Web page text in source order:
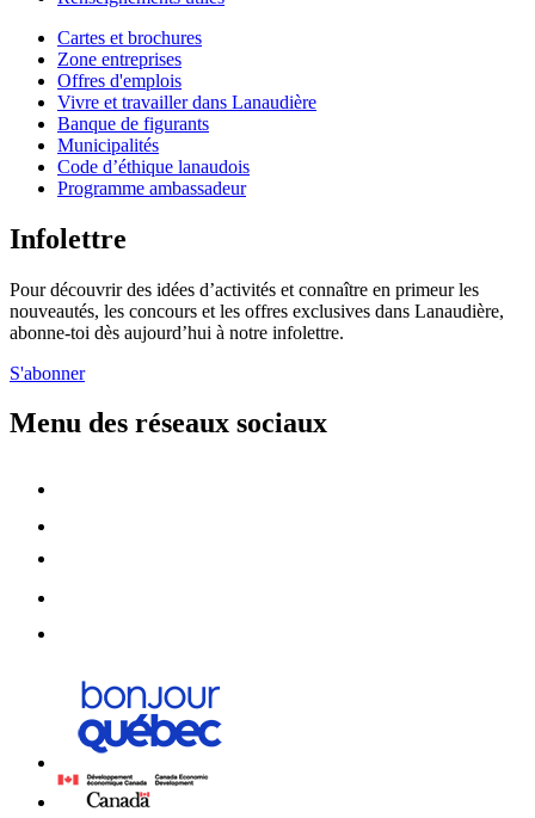
Cartes et brochures
Zone entreprises
Offres d'emplois
Vivre et travailler dans Lanaudière
Banque de figurants
Municipalités
Code d’éthique lanaudois
Programme ambassadeur
Infolettre
Pour découvrir des idées d’activités et connaître en primeur les
nouveautés, les concours et les offres exclusives dans Lanaudière,
abonne-toi dès aujourd’hui à notre infolettre.
S'abonner
Menu des réseaux sociaux